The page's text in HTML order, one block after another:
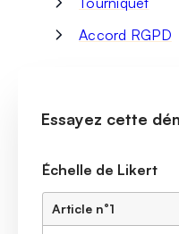
Accord RGPD
Essayez cette
Échelle de Likert
Article n°1